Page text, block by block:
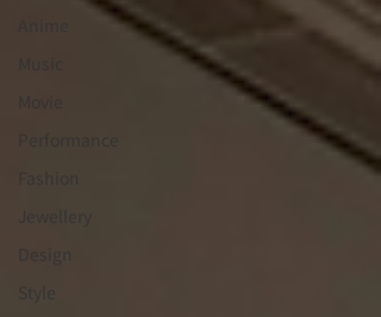
⁠⁠Movie
⁠Fashion
⁠⁠Jewellery
Design
Style